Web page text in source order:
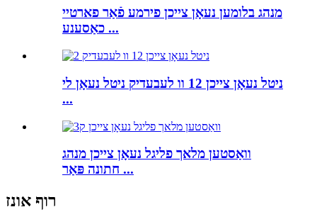
מנהג בלומען נעאָן צייכן פירמע פֿאַר פארטיי
כאַסענע ...
ניטל נעאָן צייכן 12 וו לעבעדיק ניטל נעאָן לי
...
וואַסטען מלאך פליגל נעאָן צייכן מנהג
חתונה פּאַר ...
רוף אונז